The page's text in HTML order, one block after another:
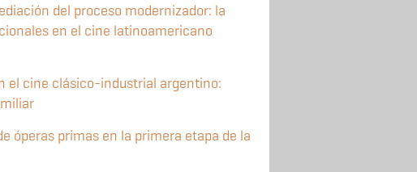
del proceso modernizador: la
en el cine latinoamericano
el cine clásico-industrial argentino:
óperas primas en la primera etapa de la